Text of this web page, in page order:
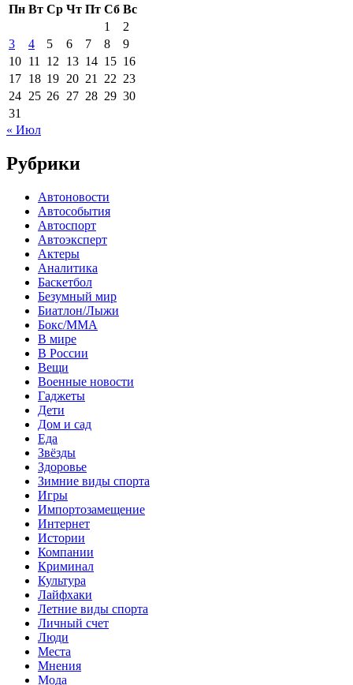
Пн Вт Ср Чт Пт Сб Вс
1
2
3
4 5 6 7 8
9
10 11 12 13 14 15 16
17 18 19 20 21 22 23
24 25 26 27 28 29 30
31
« Июл
Рубрики
Автоновости
Автособытия
Автоспорт
Автоэксперт
Актеры
Аналитика
Баскетбол
Безумный мир
Биатлон/Лыжи
Бокс/MMA
В мире
В России
Вещи
Военные новости
Гаджеты
Дети
Дом и сад
Еда
Звёзды
Здоровье
Зимние виды спорта
Игры
Импортозамещение
Интернет
Истории
Компании
Криминал
Культура
Лайфхаки
Летние виды спорта
Личный счет
Люди
Места
Мнения
Мода